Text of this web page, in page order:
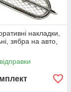
накладки,
зябра на авто,